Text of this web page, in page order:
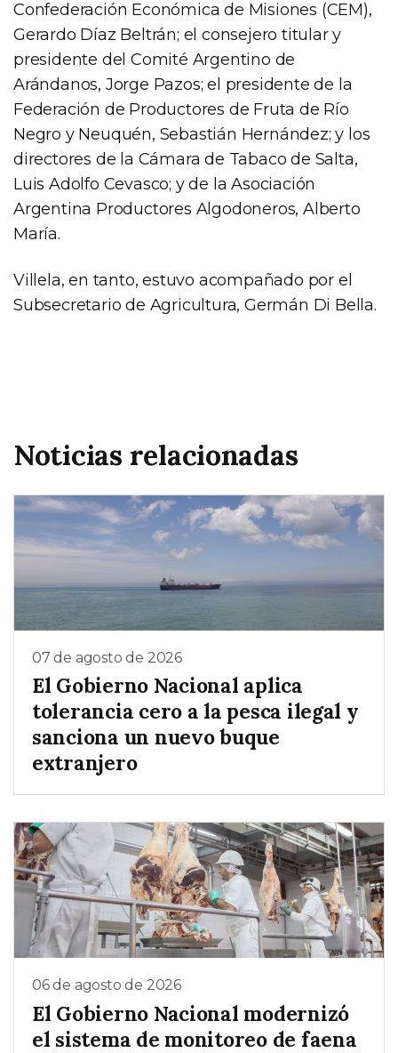
Confederación Económica de Misiones (CEM),
Gerardo Díaz Beltrán; el consejero titular y
presidente del Comité Argentino de
Arándanos, Jorge Pazos; el presidente de la
Federación de Productores de Fruta de Río
Negro y Neuquén, Sebastián Hernández; y los
directores de la Cámara de Tabaco de Salta,
Luis Adolfo Cevasco; y de la Asociación
Argentina Productores Algodoneros, Alberto
María.
Villela, en tanto, estuvo acompañado por el
Subsecretario de Agricultura, Germán Di Bella.
Noticias relacionadas
07 de agosto de 2026
El Gobierno Nacional aplica
tolerancia cero a la pesca ilegal y
sanciona un nuevo buque
extranjero
06 de agosto de 2026
El Gobierno Nacional modernizó
el sistema de monitoreo de faena